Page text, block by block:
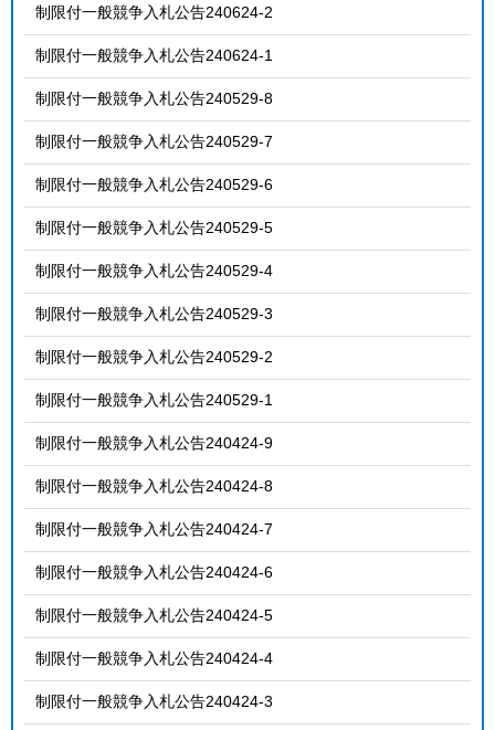
制限付一般競争入札公告240624-2
制限付一般競争入札公告240624-1
制限付一般競争入札公告240529-8
制限付一般競争入札公告240529-7
制限付一般競争入札公告240529-6
制限付一般競争入札公告240529-5
制限付一般競争入札公告240529-4
制限付一般競争入札公告240529-3
制限付一般競争入札公告240529-2
制限付一般競争入札公告240529-1
制限付一般競争入札公告240424-9
制限付一般競争入札公告240424-8
制限付一般競争入札公告240424-7
制限付一般競争入札公告240424-6
制限付一般競争入札公告240424-5
制限付一般競争入札公告240424-4
制限付一般競争入札公告240424-3